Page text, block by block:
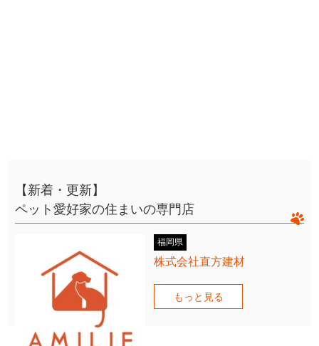
【新着・更新】
ペット愛好家の住まいの専門店
福岡県
株式会社直方建材
もっと見る